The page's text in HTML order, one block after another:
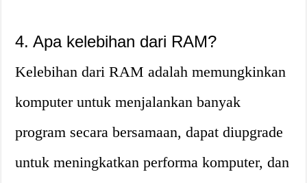
4. Apa kelebihan dari RAM?
Kelebihan dari RAM adalah memungkinkan
komputer untuk menjalankan banyak
program secara bersamaan, dapat diupgrade
untuk meningkatkan performa komputer, dan